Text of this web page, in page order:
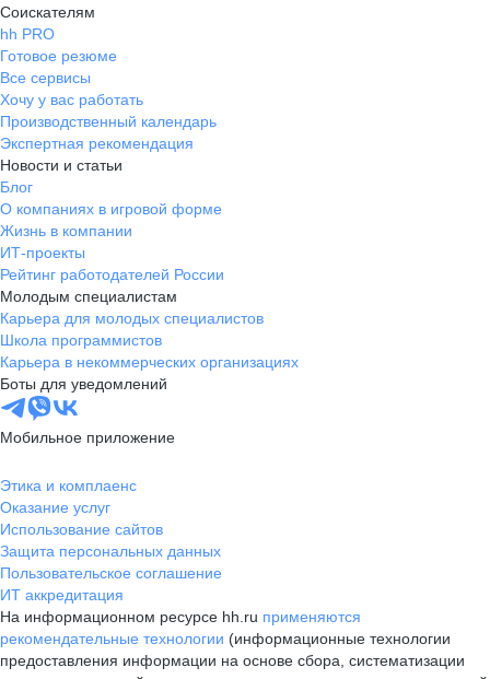
Соискателям
hh PRO
Готовое резюме
Все сервисы
Хочу у вас работать
Производственный календарь
Экспертная рекомендация
Новости и статьи
Блог
О компаниях в игровой форме
Жизнь в компании
ИТ-проекты
Рейтинг работодателей России
Молодым специалистам
Карьера для молодых специалистов
Школа программистов
Карьера в некоммерческих организациях
Боты для уведомлений
Мобильное приложение
Этика и комплаенс
Оказание услуг
Использование сайтов
Защита персональных данных
Пользовательское соглашение
ИТ аккредитация
На информационном ресурсе hh.ru применяются
рекомендательные технологии (информационные технологии
предоставления информации на основе сбора, систематизации